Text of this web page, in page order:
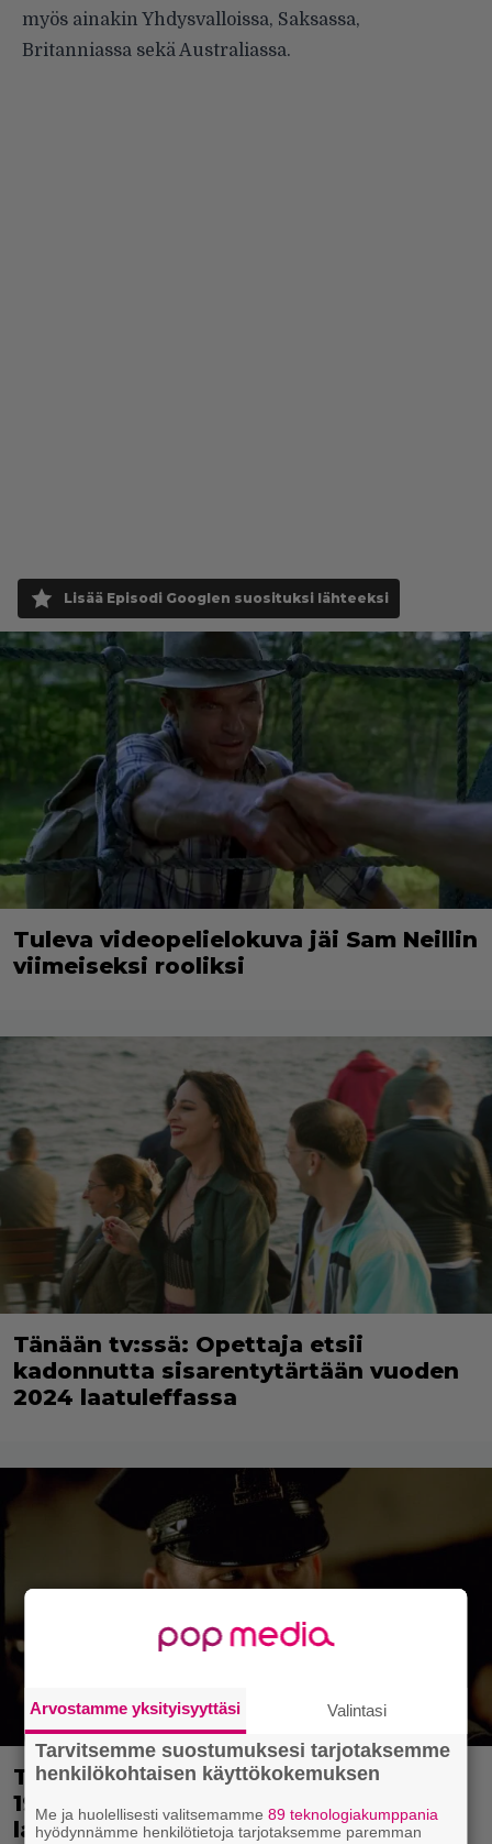
myös ainakin Yhdysvalloissa, Saksassa,
Britanniassa sekä Australiassa.
Lisää Episodi Googlen suosituksi lähteeksi
Tuleva videopelielokuva jäi Sam Neillin
viimeiseksi rooliksi
Tänään tv:ssä: Opettaja etsii
kadonnutta sisarentytärtään vuoden
2024 laatuleffassa
Tänään tv:ssä: Loistoleffa vuodelta
1999 – Stephen King ja Tom Hanks
laadun takeina
Arvostamme yksityisyyttäsi Valintasi
Tarvitsemme suostumuksesi tarjotaksemme
henkilökohtaisen käyttökokemuksen
Me ja huolellisesti valitsemamme89 teknologiakumppania
hyödynnämme henkilötietoja tarjotaksemme paremman